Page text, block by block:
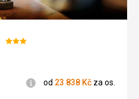
Hodnocení:
Informace
od 23 838 Kč za os.